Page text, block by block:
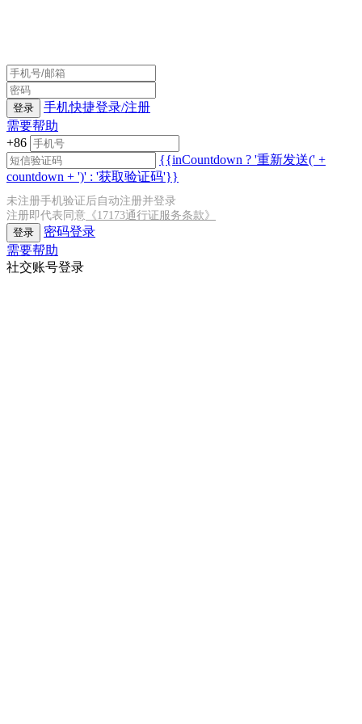
登录
手机快捷登录/注册
需要帮助
+86
{{inCountdown ? '重新发送(' +
countdown + ')' : '获取验证码'}}
未注册手机验证后自动注册并登录
注册即代表同意 《17173通行证服务条款》
登录
密码登录
需要帮助
社交账号登录